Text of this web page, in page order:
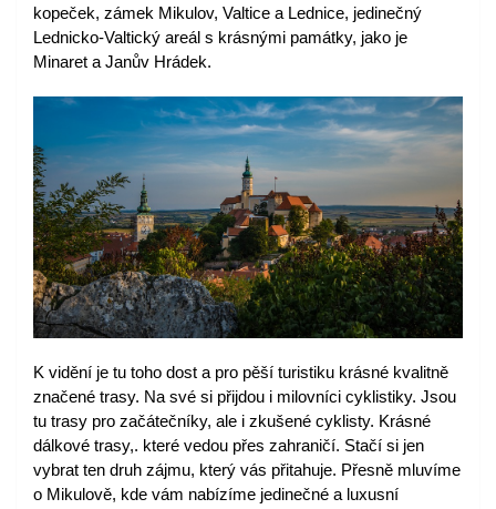
kopeček, zámek Mikulov, Valtice a Lednice, jedinečný
Lednicko-Valtický areál s krásnými památky, jako je
Minaret a Janův Hrádek.
K vidění je tu toho dost a pro pěší turistiku krásné kvalitně
značené trasy. Na své si přijdou i milovníci cyklistiky. Jsou
tu trasy pro začátečníky, ale i zkušené cyklisty. Krásné
dálkové trasy,. které vedou přes zahraničí. Stačí si jen
vybrat ten druh zájmu, který vás přitahuje. Přesně mluvíme
o Mikulově, kde vám nabízíme jedinečné a luxusní